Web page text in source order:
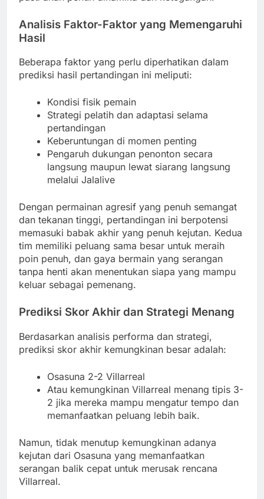
Analisis Faktor-Faktor yang Memengaruhi
Hasil
Beberapa faktor yang perlu diperhatikan dalam
prediksi hasil pertandingan ini meliputi:
Kondisi fisik pemain
Strategi pelatih dan adaptasi selama
pertandingan
Keberuntungan di momen penting
Pengaruh dukungan penonton secara
langsung maupun lewat siarang langsung
melalui Jalalive
Dengan permainan agresif yang penuh semangat
dan tekanan tinggi, pertandingan ini berpotensi
memasuki babak akhir yang penuh kejutan. Kedua
tim memiliki peluang sama besar untuk meraih
poin penuh, dan gaya bermain yang serangan
tanpa henti akan menentukan siapa yang mampu
keluar sebagai pemenang.
Prediksi Skor Akhir dan Strategi Menang
Berdasarkan analisis performa dan strategi,
prediksi skor akhir kemungkinan besar adalah:
Osasuna 2-2 Villarreal
Atau kemungkinan Villarreal menang tipis 3-
2 jika mereka mampu mengatur tempo dan
memanfaatkan peluang lebih baik.
Namun, tidak menutup kemungkinan adanya
kejutan dari Osasuna yang memanfaatkan
serangan balik cepat untuk merusak rencana
Villarreal.